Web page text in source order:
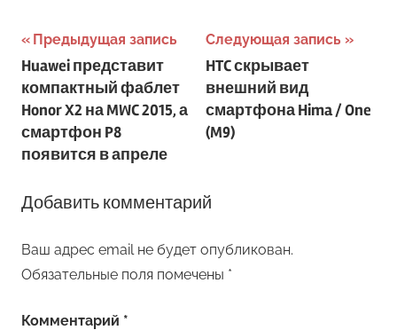
Навигация
по
записям
Предыдущая запись
Huawei представит
компактный фаблет
Honor X2 на MWC 2015, а
смартфон P8
появится в апреле
Следующая запись
HTC скрывает
внешний вид
смартфона Hima / One
(M9)
Добавить комментарий
Ваш адрес email не будет опубликован.
Обязательные поля помечены *
Комментарий *